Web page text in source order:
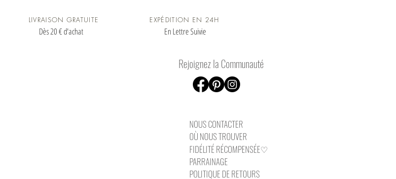
LIVRAISON GRATUITE
Dès 20 € d'achat
EXPÉDITION EN 24H
En Lettre Suivie
Rejoignez la Communauté
NOUS CONTACTER
OÙ NOUS TROUVER
FIDÉLITÉ RÉCOMPENSÉE♡
PARRAINAGE
POLITIQUE DE RETOURS